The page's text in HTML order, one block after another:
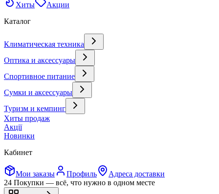
Хиты
Акции
Каталог
Климатическая техника
Оптика и аксессуары
Спортивное питание
Сумки и аксессуары
Туризм и кемпинг
Хиты продаж
Акції
Новинки
Кабинет
Мои заказы Профиль
Адреса доставки
24 Покупки — всё, что нужно в одном месте